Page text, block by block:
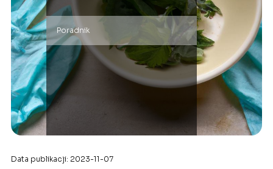
Poradnik
Data publikacji: 2023-11-07